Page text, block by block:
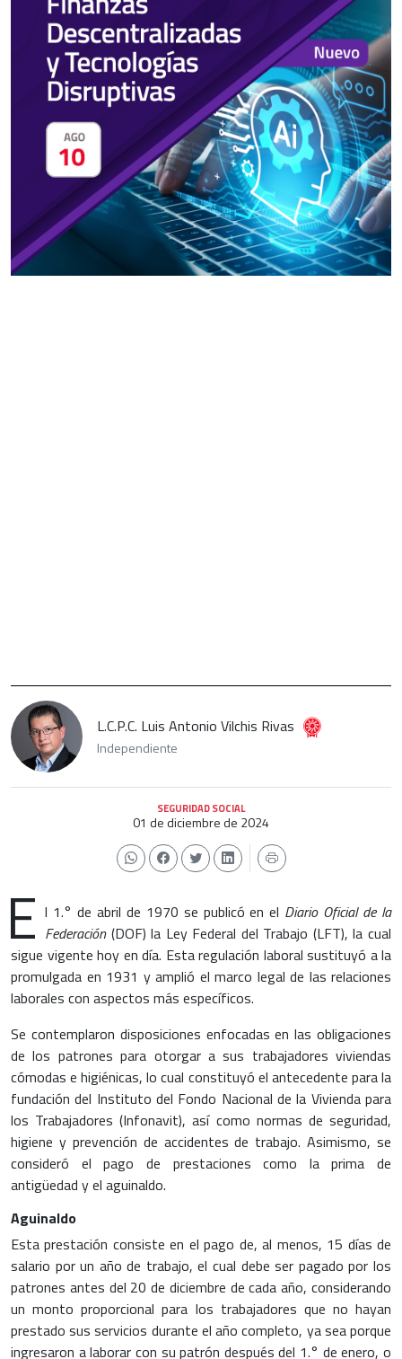
L.C.P.C. Luis Antonio Vilchis Rivas
Independiente
SEGURIDAD SOCIAL
01 de diciembre de 2024
E l 1.° de abril de 1970 se publicó en el Diario Oficial de la
Federación(DOF) la Ley Federal del Trabajo (LFT), la cual
sigue vigente hoy en día. Esta regulación laboral sustituyó a la
promulgada en 1931 y amplió el marco legal de las relaciones
laborales con aspectos más específicos.
Se contemplaron disposiciones enfocadas en las obligaciones
de los patrones para otorgar a sus trabajadores viviendas
cómodas e higiénicas, lo cual constituyó el antecedente para la
fundación del Instituto del Fondo Nacional de la Vivienda para
los Trabajadores (Infonavit), así como normas de seguridad,
higiene y prevención de accidentes de trabajo. Asimismo, se
consideró el pago de prestaciones como la prima de
antigüedad y el aguinaldo.
Aguinaldo
Esta prestación consiste en el pago de, al menos, 15 días de
salario por un año de trabajo, el cual debe ser pagado por los
patrones antes del 20 de diciembre de cada año, considerando
un monto proporcional para los trabajadores que no hayan
prestado sus servicios durante el año completo, ya sea porque
ingresaron a laborar con su patrón después del 1.° de enero, o